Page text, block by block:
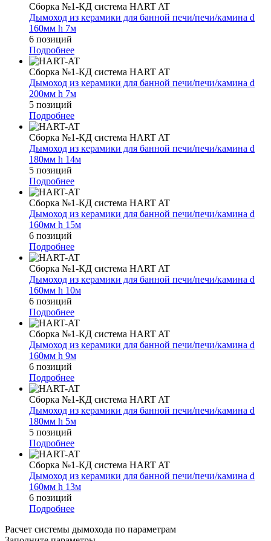
Сборка №1-КД система HART AT
Дымоход из керамики для банной печи/печи/камина d
160мм h 7м
6 позиций
Подробнее
Сборка №1-КД система HART AT
Дымоход из керамики для банной печи/печи/камина d
200мм h 7м
5 позиций
Подробнее
Сборка №1-КД система HART AT
Дымоход из керамики для банной печи/печи/камина d
180мм h 14м
5 позиций
Подробнее
Сборка №1-КД система HART AT
Дымоход из керамики для банной печи/печи/камина d
160мм h 15м
6 позиций
Подробнее
Сборка №1-КД система HART AT
Дымоход из керамики для банной печи/печи/камина d
160мм h 10м
6 позиций
Подробнее
Сборка №1-КД система HART AT
Дымоход из керамики для банной печи/печи/камина d
160мм h 9м
6 позиций
Подробнее
Сборка №1-КД система HART AT
Дымоход из керамики для банной печи/печи/камина d
180мм h 5м
5 позиций
Подробнее
Сборка №1-КД система HART AT
Дымоход из керамики для банной печи/печи/камина d
160мм h 13м
6 позиций
Подробнее
Расчет системы дымохода по параметрам